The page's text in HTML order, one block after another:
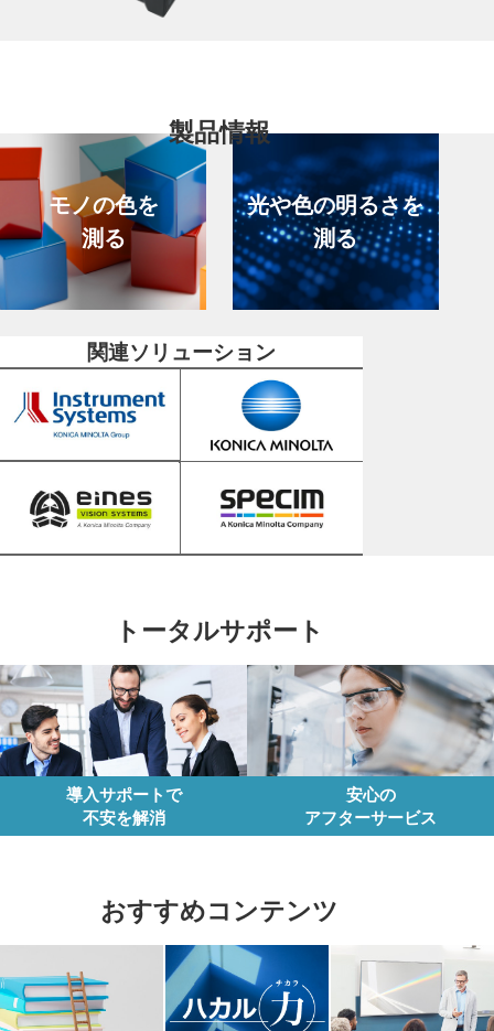
製品情報
モノの色を
測る
光や色の明るさを
測る
関連ソリューション
トータルサポート
導入サポートで
不安を解消
安心の
アフターサービス
おすすめコンテンツ